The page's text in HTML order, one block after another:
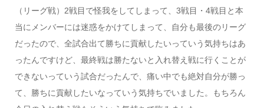
（リーグ戦）2戦目で怪我をしてしまって、3戦目・4戦目と本
当にメンバーには迷惑をかけてしまって、自分も最後のリーグ
だったので、全試合出て勝ちに貢献したいっていう気持ちはあ
ったんですけど、最終戦は勝たないと入れ替え戦に行くことが
できないっていう試合だったんで、痛い中でも絶対自分が勝っ
て、勝ちに貢献したいなっていう気持ちでいました。もちろん